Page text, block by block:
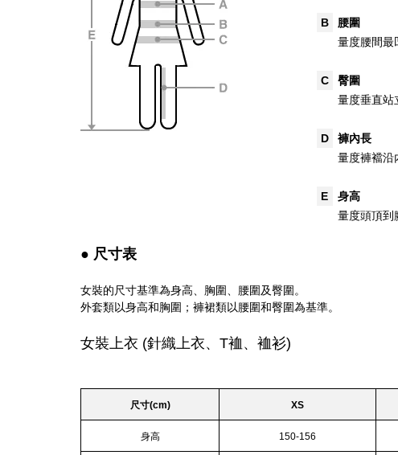
B
腰圍
量度腰間最
C
臀圍
量度垂直站
D
褲內長
量度褲襠沿
E
身高
量度頭頂到
● 尺寸表
女裝的尺寸基準為身高、胸圍、腰圍及臀圍。
外套類以身高和胸圍；褲裙類以腰圍和臀圍為基準。
女裝上衣 (針織上衣、T裇、裇衫)
尺寸(cm) XS
身高 150-156